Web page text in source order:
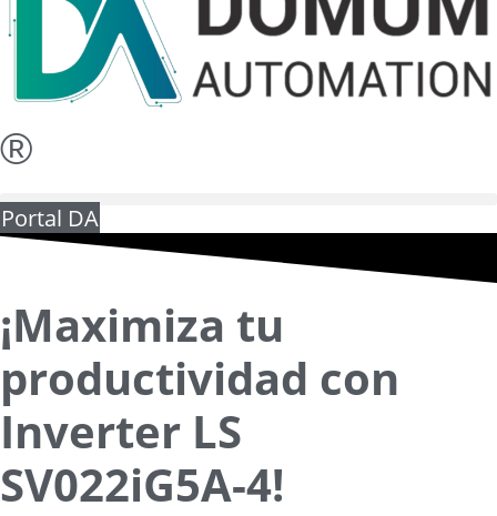
®
Portal DA
¡Maximiza tu
productividad con
Inverter LS
SV022iG5A-4!